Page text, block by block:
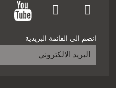
انضم الى القائمة البريدية